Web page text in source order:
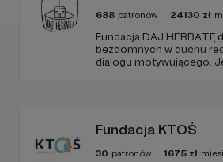
688 patronów 24130 zł
Fundacja DAJ HERBATĘ
bezdomnych w duchu
dialogu motywującego.
Fundacja KTOŚ
30 patronów 1675 zł